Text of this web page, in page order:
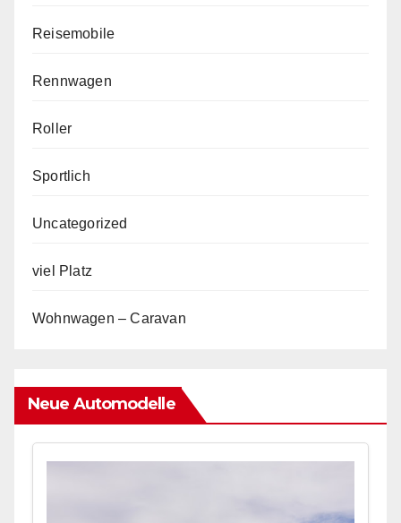
Reisemobile
Rennwagen
Roller
Sportlich
Uncategorized
viel Platz
Wohnwagen – Caravan
Neue Automodelle